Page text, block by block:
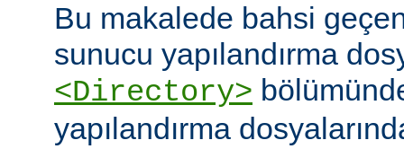
Bu makalede bahsi
sunucu yapılandırma
<Directory>
yapılandırma